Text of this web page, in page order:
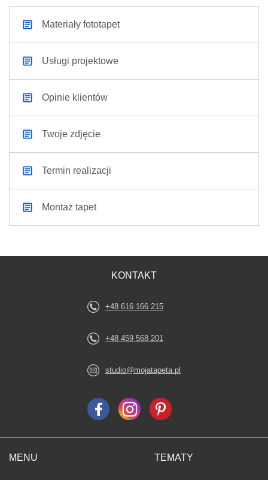
Materiały fototapet
Usługi projektowe
Opinie klientów
Twoje zdjęcie
Termin realizacji
Montaż tapet
MENU TEMATY
KONTAKT
+48 616 166 215
+48 459 568 201
studio@mojatapeta.pl